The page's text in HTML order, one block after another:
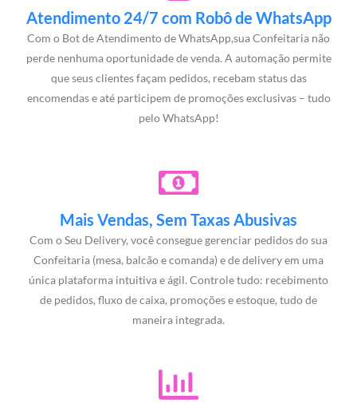
Atendimento 24/7 com Robô de WhatsApp
Com o Bot de Atendimento de WhatsApp,sua Confeitaria não
perde nenhuma oportunidade de venda. A automação permite
que seus clientes façam pedidos, recebam status das
encomendas e até participem de promoções exclusivas – tudo
pelo WhatsApp!
Mais Vendas, Sem Taxas Abusivas
Com o Seu Delivery, você consegue gerenciar pedidos do sua
Confeitaria (mesa, balcão e comanda) e de delivery em uma
única plataforma intuitiva e ágil. Controle tudo: recebimento
de pedidos, fluxo de caixa, promoções e estoque, tudo de
maneira integrada.